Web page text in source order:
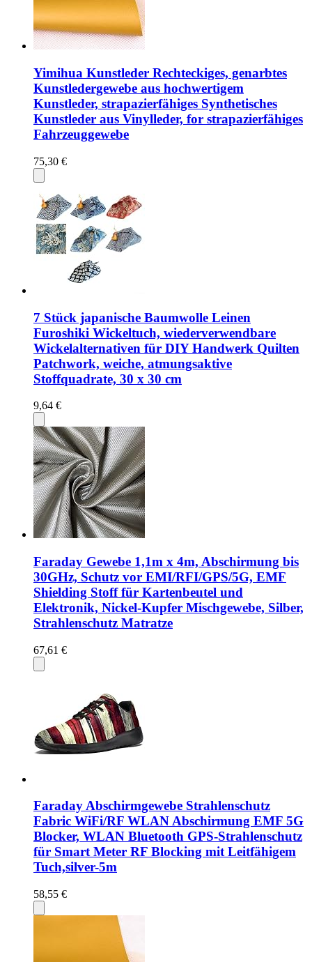
Yimihua Kunstleder Rechteckiges, genarbtes
Kunstledergewebe aus hochwertigem
Kunstleder, strapazierfähiges Synthetisches
Kunstleder aus Vinylleder, for strapazierfähiges
Fahrzeuggewebe
75,30 €
7 Stück japanische Baumwolle Leinen
Furoshiki Wickeltuch, wiederverwendbare
Wickelalternativen für DIY Handwerk Quilten
Patchwork, weiche, atmungsaktive
Stoffquadrate, 30 x 30 cm
9,64 €
Faraday Gewebe 1,1m x 4m, Abschirmung bis
30GHz, Schutz vor EMI/RFI/GPS/5G, EMF
Shielding Stoff für Kartenbeutel und
Elektronik, Nickel-Kupfer Mischgewebe, Silber,
Strahlenschutz Matratze
67,61 €
Faraday Abschirmgewebe Strahlenschutz
Fabric WiFi/RF WLAN Abschirmung EMF 5G
Blocker, WLAN Bluetooth GPS-Strahlenschutz
für Smart Meter RF Blocking mit Leitfähigem
Tuch,silver-5m
58,55 €